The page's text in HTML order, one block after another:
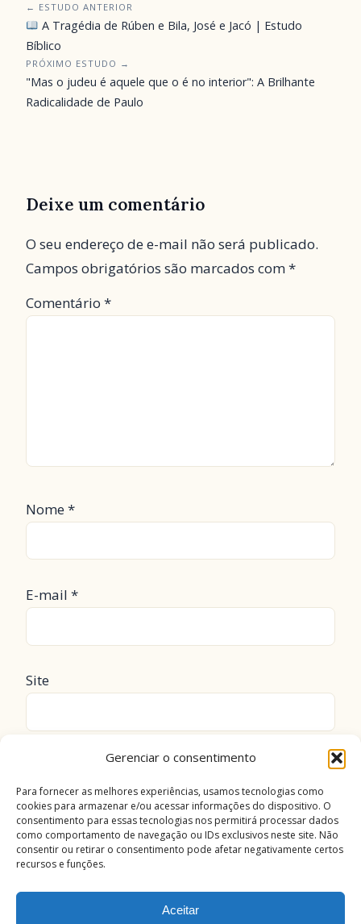
Gerenciar o consentimento
Para fornecer as melhores experiências, usamos tecnologias como
cookies para armazenar e/ou acessar informações do dispositivo. O
consentimento para essas tecnologias nos permitirá processar dados
como comportamento de navegação ou IDs exclusivos neste site. Não
consentir ou retirar o consentimento pode afetar negativamente certos
recursos e funções.
Aceitar
← ESTUDO ANTERIOR
A Tragédia de Rúben e Bila, José e Jacó | Estudo
Bíblico
PRÓXIMO ESTUDO →
"Mas o judeu é aquele que o é no interior": A Brilhante
Radicalidade de Paulo
Deixe um comentário
O seu endereço de e-mail não será publicado.
Campos obrigatórios são marcados com*
Comentário *
Nome*
E-mail *
Site
Salvar meus dados neste navegador para a
próxima vez que eu comentar.